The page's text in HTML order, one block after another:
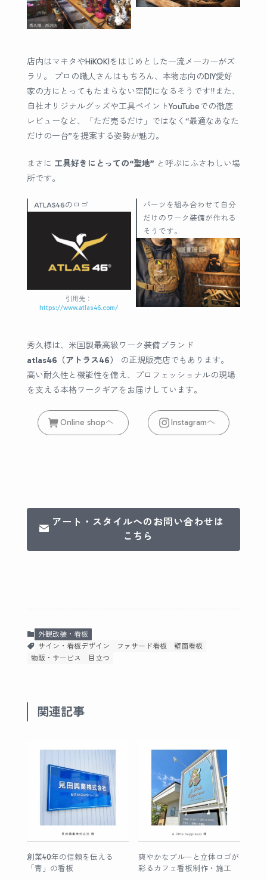
店内はマキタやHiKOKIをはじめとした一流メーカーがズ
ラリ。 プロの職人さんはもちろん、本物志向のDIY愛好
家の方にとってもたまらない空間になるそうです‼︎また、
自社オリジナルグッズや工具ペイントYouTubeでの徹底
レビューなど、「ただ売るだけ」ではなく“最適なあなた
だけの一台”を提案する姿勢が魅力。
まさに 工具好きにとっての“聖地” と呼ぶにふさわしい場
所です。
ATLAS46のロゴ
引用先：
https://www.atlas46.com/
パーツを組み合わせて自分
だけのワーク装備が作れる
そうです。
秀久様は、米国製最高級ワーク装備ブランド
atlas46（アトラス46）
の正規販売店でもあります。
高い耐久性と機能性を備え、プロフェッショナルの現場
を支える本格ワークギアをお届けしています。
Online shopへ Instagramへ
アート・スタイルへのお問い合わせは
こちら
外観改装・看板
サイン・看板デザイン
ファサード看板
壁面看板
物販・サービス
目立つ
関連記事
創業40年の信頼を伝える
「青」の看板
爽やかなブルーと立体ロゴが
彩るカフェ看板制作・施工